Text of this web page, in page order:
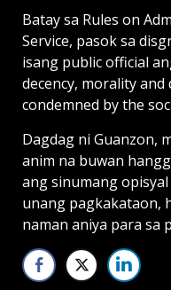
Batay sa Rules on
Service, pasok sa
isang public official
decency, morality
condemned by the
Dagdag ni Guanzon,
anim na buwan
ang sinumang
unang pagkakataon,
naman aniya para sa